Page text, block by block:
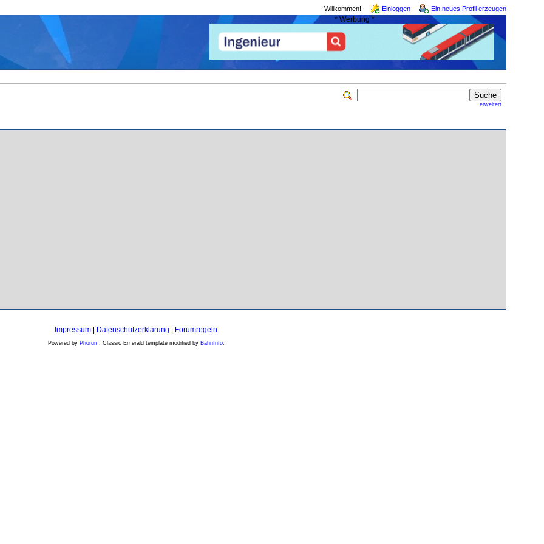
Willkommen! Einloggen Ein neues Profil erzeugen
* Werbung *
erweitert
Impressum | Datenschutzerklärung | Forumregeln
Powered by Phorum . Classic Emerald template modified by BahnInfo.